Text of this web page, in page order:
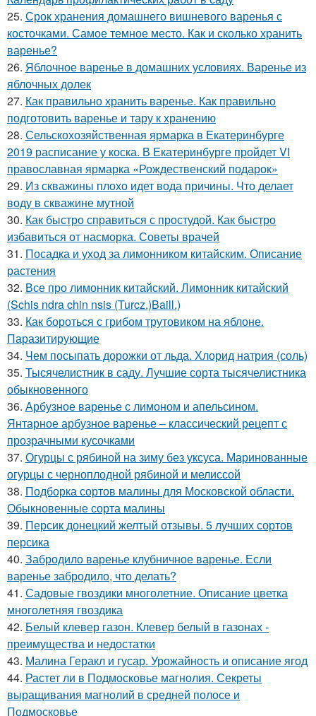
25. Срок хранения домашнего вишневого варенья с
косточками. Самое темное место. Как и сколько хранить
варенье?
26. Яблочное варенье в домашних условиях. Варенье из
яблочных долек
27. Как правильно хранить варенье. Как правильно
подготовить варенье и тару к хранению
28. Сельскохозяйственная ярмарка в Екатеринбурге
2019 расписание у коска. В Екатеринбурге пройдет VI
православная ярмарка «Рождественский подарок»
29. Из скважины плохо идет вода причины. Что делает
воду в скважине мутной
30. Как быстро справиться с простудой. Как быстро
избавиться от насморка. Советы врачей
31. Посадка и уход за лимонником китайским. Описание
растения
32. Все про лимонник китайский. Лимонник китайский
(Schis ndra chin nsis (Turcz.)Baill.)
33. Как бороться с грибом трутовиком на яблоне.
Паразитирующие
34. Чем посыпать дорожки от льда. Хлорид натрия (соль)
35. Тысячелистник в саду. Лучшие сорта тысячелистника
обыкновенного
36. Арбузное варенье с лимоном и апельсином.
Янтарное арбузное варенье – классический рецепт с
прозрачными кусочками
37. Огурцы с рябиной на зиму без уксуса. Маринованные
огурцы с черноплодной рябиной и мелиссой
38. Подборка сортов малины для Московской области.
Обыкновенные сорта малины
39. Персик донецкий желтый отзывы. 5 лучших сортов
персика
40. Забродило варенье клубничное варенье. Если
варенье забродило, что делать?
41. Садовые гвоздики многолетние. Описание цветка
многолетняя гвоздика
42. Белый клевер газон. Клевер белый в газонах -
преимущества и недостатки
43. Малина Геракл и гусар. Урожайность и описание ягод
44. Растет ли в Подмосковье магнолия. Секреты
выращивания магнолий в средней полосе и
Подмосковье